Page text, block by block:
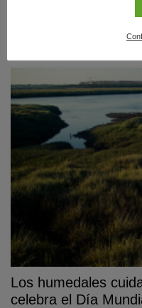
Los humedales
celebra el Día